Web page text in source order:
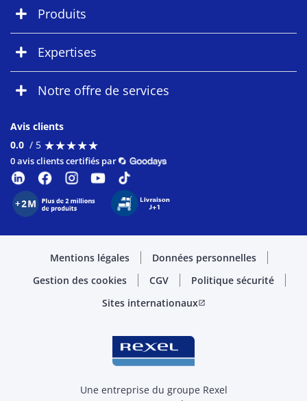
Produits
Expertises
Notre offre de services
Avis clients
0.0 / 5 ★★★★★
★★★★★
0 avis clients certifiés par
Mentions légales
Données personnelles
Gestion des cookies
CGV
Politique sécurité
Sites internationauxopen_in_new
Une entreprise du groupe Rexel